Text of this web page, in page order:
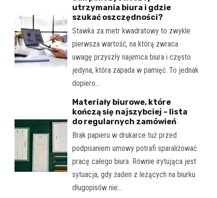
utrzymania biura i gdzie
szukać oszczędności?
Stawka za metr kwadratowy to zwykle
pierwsza wartość, na którą zwraca
uwagę przyszły najemca biura i często
jedyna, która zapada w pamięć. To jednak
dopiero…
Materiały biurowe, które
kończą się najszybciej – lista
do regularnych zamówień
Brak papieru w drukarce tuż przed
podpisaniem umowy potrafi sparaliżować
pracę całego biura. Równie irytująca jest
sytuacja, gdy żaden z leżących na biurku
długopisów nie…